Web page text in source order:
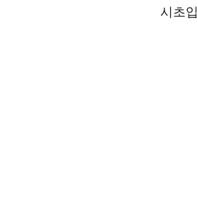
시초